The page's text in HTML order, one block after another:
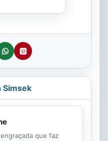
Simsek
que faz